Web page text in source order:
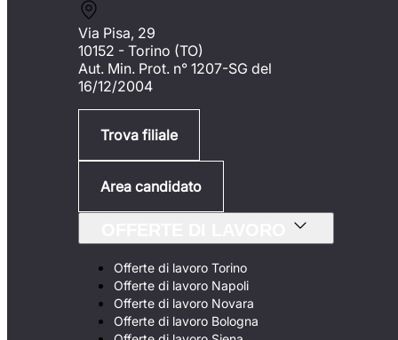
Via Pisa, 29
10152 - Torino (TO)
Aut. Min. Prot. n° 1207-SG del
16/12/2004
Trova filiale
Area candidato
Offerte di lavoro Torino
Offerte di lavoro Napoli
Offerte di lavoro Novara
Offerte di lavoro Bologna